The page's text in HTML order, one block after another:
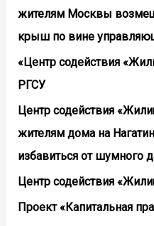
жителям Москвы
крыш по вине
«Центр содействия
РГСУ
Центр содействия
жителям дома на
избавиться от шумного
Центр содействия
Проект «Капитальная